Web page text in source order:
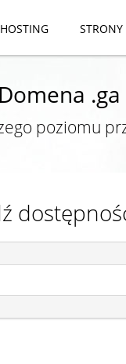
HOSTING
Domena .ga
poziomu